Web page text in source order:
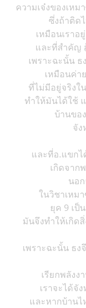
ความเจ๋งของเห
ซึ่งถ้าติด
เหมือนเราอ
และที่สำคัญ
เพราะฉะนั้น
เหมือนค่า
ที่ไม่มีอยู่จริงใ
ทำให้มันได้ใช้
บ้านขอ
จัง
และที่อ.แขกไ
เกิดจาก
นอ
ในวิชาเหม
ยุค 9 เป็
มันจึงทำให้เกิด
เพราะฉะนั้น ธง
เรียกพลังง
เราจะได้จั
และหากบ้านไ